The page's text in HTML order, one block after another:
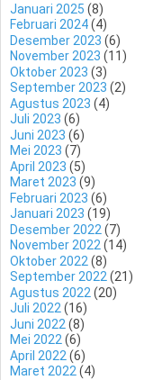
Januari 2025 (8)
Februari 2024(4)
Desember 2023 (6)
November 2023 (11)
Oktober 2023 (3)
September 2023 (2)
Agustus 2023 (4)
Juli 2023 (6)
Juni 2023 (6)
Mei 2023 (7)
April 2023 (5)
Maret 2023 (9)
Februari 2023 (6)
Januari 2023 (19)
Desember 2022 (7)
November 2022 (14)
Oktober 2022 (8)
September 2022 (21)
Agustus 2022 (20)
Juli 2022 (16)
Juni 2022 (8)
Mei 2022 (6)
April 2022 (6)
Maret 2022 (4)